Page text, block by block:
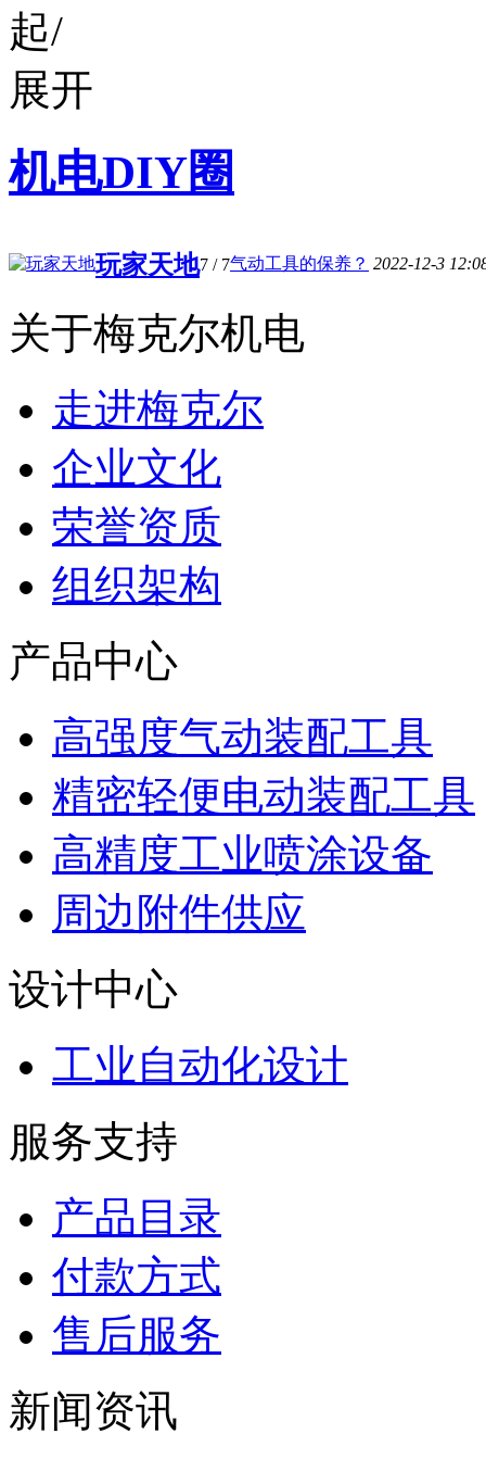
机电DIY圈
玩家天地7 / 7气动工具的保养？ 2022-12-3
关于梅克尔机电
走进梅克尔
企业文化
荣誉资质
组织架构
产品中心
高强度气动装配工具
精密轻便电动装配工具
高精度工业喷涂设备
周边附件供应
设计中心
工业自动化设计
服务支持
产品目录
付款方式
售后服务
新闻资讯